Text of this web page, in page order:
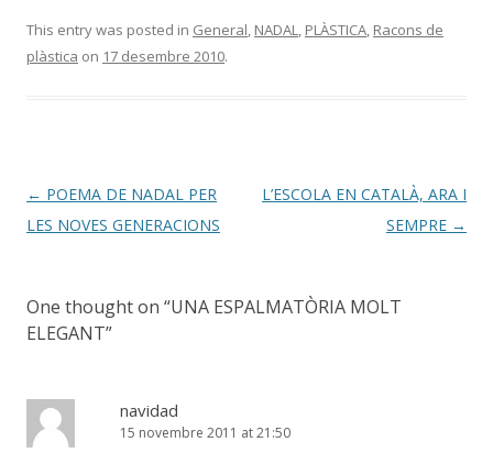
e
b
k
itt
er
m
p
ix
This entry was posted in General, NADAL, PLÀSTICA, Racons de
plàstica on 17 desembre 2010.
Post
navigation
← POEMA DE NADAL PER
LES NOVES GENERACIONS
L’ESCOLA EN CATALÀ, ARA I
SEMPRE →
One thought on “UNA ESPALMATÒRIA MOLT
ELEGANT”
navidad
15 novembre 2011 at 21:50